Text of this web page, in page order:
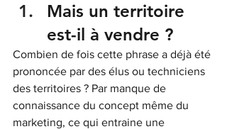
Mais un territoire
est-il à vendre ?
Combien de fois cette phrase a déjà été
prononcée par des élus ou techniciens
des territoires ? Par manque de
connaissance du concept même du
marketing, ce qui entraine une